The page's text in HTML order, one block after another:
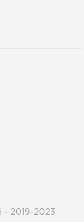
- 2019-2023